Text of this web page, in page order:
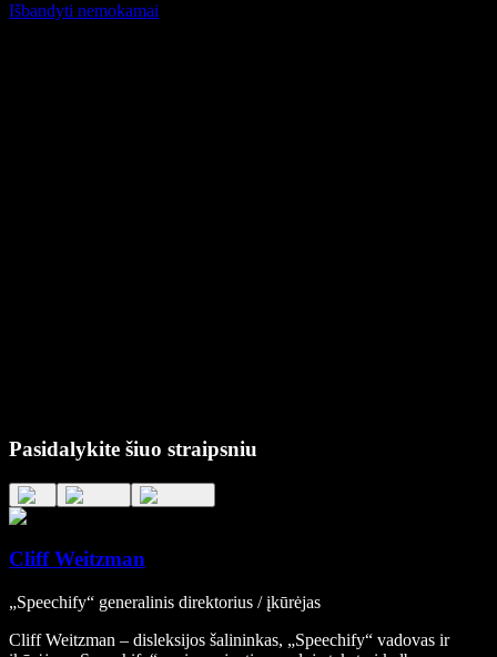
Išbandyti nemokamai
Pasidalykite šiuo straipsniu
Cliff Weitzman
„Speechify“ generalinis direktorius / įkūrėjas
Cliff Weitzman – disleksijos šalininkas, „Speechify“ vadovas ir